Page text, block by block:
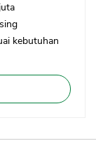
kebutuhan